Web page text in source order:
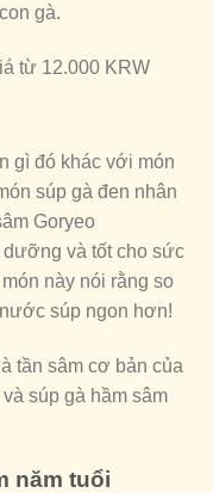
gà.
từ 12.000 KRW
gì đó khác với món
súp gà đen nhân
Goryeo
và tốt cho sức
này nói rằng so
súp ngon hơn!
tần sâm cơ bản của
súp gà hầm sâm
năm tuổi